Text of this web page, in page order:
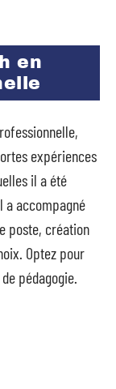
en
expériences
il a été
a accompagné
poste, création
Optez pour
pédagogie.